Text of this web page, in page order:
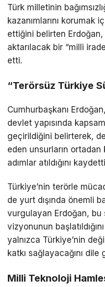
Türk milletinin
kazanımlarını korumak
ettiğini belirten
aktarılacak bir “milli
etti.
“Terörsüz Türkiye
Cumhurbaşkanı
devlet yapısında
geçirildiğini belirterek,
eden unsurların ortadan
adımlar atıldığını
Türkiye’nin terörle
de yurt dışında önemli
vurgulayan Erdoğan, bu
vizyonunun
yalnızca Türkiye’nin
katkı sağlayacağını dile
Milli Teknoloji